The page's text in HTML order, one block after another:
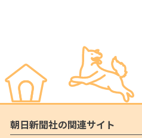
朝日新聞社の関連サイト